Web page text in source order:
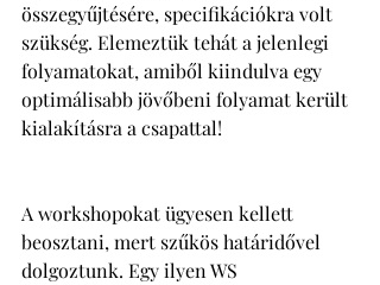
összegyűjtésére, specifikációkra volt
szükség. Elemeztük tehát a jelenlegi
folyamatokat, amiből kiindulva egy
optimálisabb jövőbeni folyamat került
kialakításra a csapattal!
A workshopokat ügyesen kellett
beosztani, mert szűkös határidővel
dolgoztunk. Egy ilyen WS